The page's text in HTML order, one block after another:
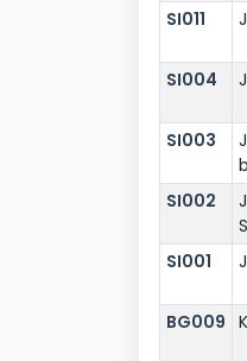
SI011
SI004
SI003
SI002
SI001
BG009